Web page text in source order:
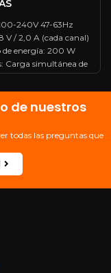
240V 47-63Hz
V / 2,0 A (cada canal)
de energía: 200 W
Carga simultánea de
Dimensiones: 220
(W) mm * 156 (H)
1420g
de nuestros
todas las preguntas que